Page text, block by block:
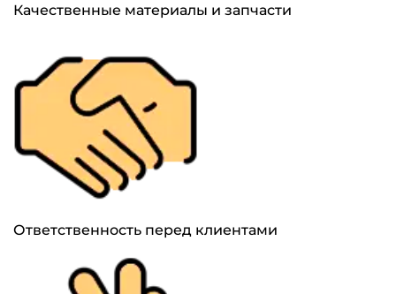
Качественные материалы и запчасти
Ответственность перед клиентами